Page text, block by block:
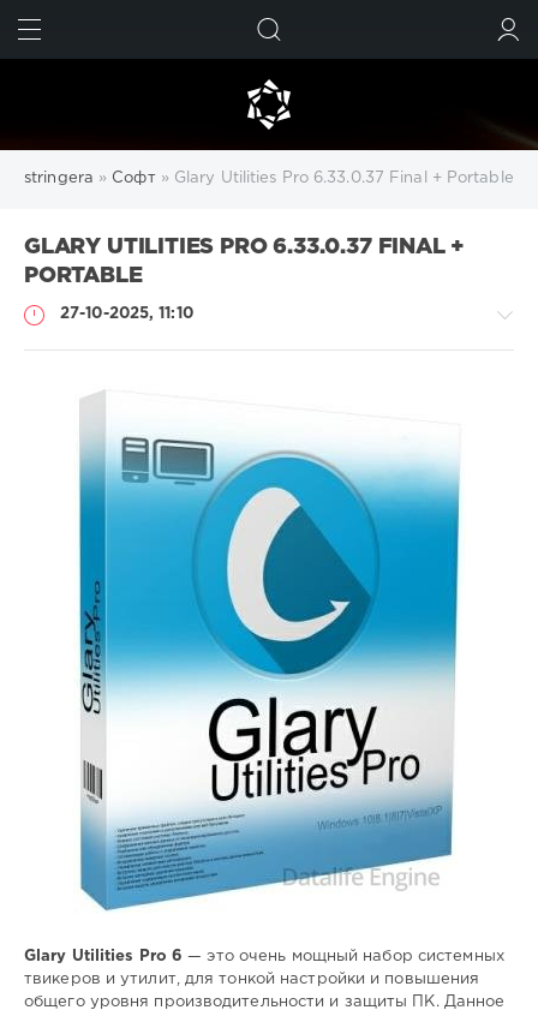
stringera » Софт» Glary Utilities Pro 6.33.0.37 Final + Portable
GLARY UTILITIES PRO 6.33.0.37 FINAL +
PORTABLE
27-10-2025, 11:10
SamDel
оптимизация
системы
Glary Utilities Pro 6 — это очень мощный набор системных
твикеров и утилит, для тонкой настройки и повышения
общего уровня производительности и защиты ПК. Данное